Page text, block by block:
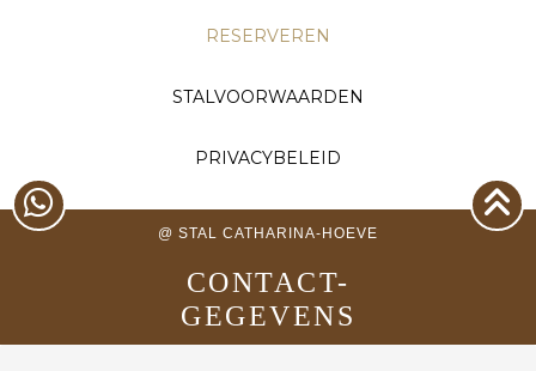
RESERVEREN
STALVOORWAARDEN
PRIVACYBELEID
@ STAL CATHARINA-HOEVE
CONTACT-
GEGEVENS